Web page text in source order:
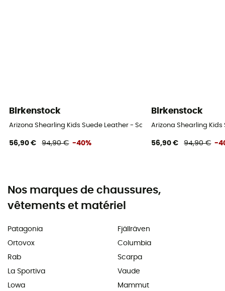
Birkenstock
Arizona Shearling Kids Suede Leather - Sandales enfant
56,90 € 94,90 € -40%
Birkenstock
Arizona Shearling
56,90 € 94,90 € -
Nos marques de chaussures,
vêtements et matériel
Patagonia
Ortovox
Rab
La Sportiva
Lowa
Fjällräven
Columbia
Scarpa
Vaude
Mammut